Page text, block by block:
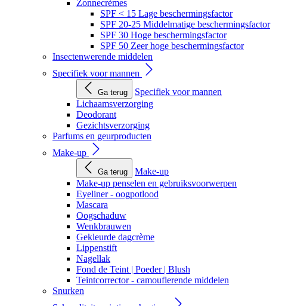
Zonnecrèmes
SPF < 15 Lage beschermingsfactor
SPF 20-25 Middelmatige beschermingsfactor
SPF 30 Hoge beschermingsfactor
SPF 50 Zeer hoge beschermingsfactor
Insectenwerende middelen
Specifiek voor mannen
Ga terug
Specifiek voor mannen
Lichaamsverzorging
Deodorant
Gezichtsverzorging
Parfums en geurproducten
Make-up
Ga terug
Make-up
Make-up penselen en gebruiksvoorwerpen
Eyeliner - oogpotlood
Mascara
Oogschaduw
Wenkbrauwen
Gekleurde dagcrème
Lippenstift
Nagellak
Fond de Teint | Poeder | Blush
Teintcorrector - camouflerende middelen
Snurken